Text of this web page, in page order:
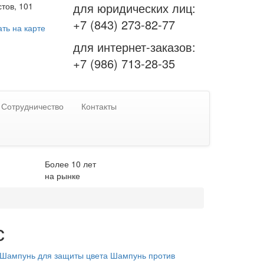
101
на карте
для юридических лиц:
+7 (843) 273-82-77
для интернет-заказов:
+7 (986) 713-28-35
Сотрудничество Контакты
Более 10 лет
на рынке
Шампунь для защиты цвета Шампунь против